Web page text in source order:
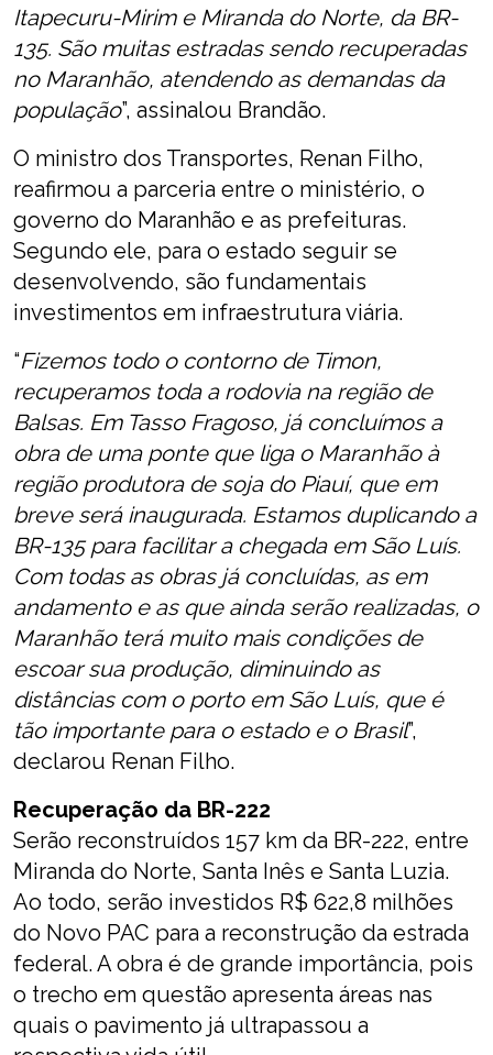
Itapecuru-Mirim e Miranda do Norte, da BR-
135. São muitas estradas sendo recuperadas
no Maranhão, atendendo as demandas da
população”, assinalou Brandão.
O ministro dos Transportes, Renan Filho,
reafirmou a parceria entre o ministério, o
governo do Maranhão e as prefeituras.
Segundo ele, para o estado seguir se
desenvolvendo, são fundamentais
investimentos em infraestrutura viária.
“Fizemos todo o contorno de Timon,
recuperamos toda a rodovia na região de
Balsas. Em Tasso Fragoso, já concluímos a
obra de uma ponte que liga o Maranhão à
região produtora de soja do Piauí, que em
breve será inaugurada. Estamos duplicando a
BR-135 para facilitar a chegada em São Luís.
Com todas as obras já concluídas, as em
andamento e as que ainda serão realizadas, o
Maranhão terá muito mais condições de
escoar sua produção, diminuindo as
distâncias com o porto em São Luís, que é
tão importante para o estado e o Brasil”,
declarou Renan Filho.
Recuperação da BR-222
Serão reconstruídos 157 km da BR-222, entre
Miranda do Norte, Santa Inês e Santa Luzia.
Ao todo, serão investidos R$ 622,8 milhões
do Novo PAC para a reconstrução da estrada
federal. A obra é de grande importância, pois
o trecho em questão apresenta áreas nas
quais o pavimento já ultrapassou a